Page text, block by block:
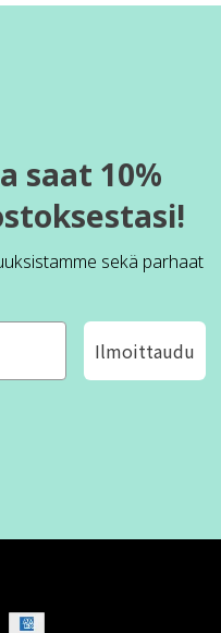
saat 10%
sekä parhaat
Ilmoittaudu